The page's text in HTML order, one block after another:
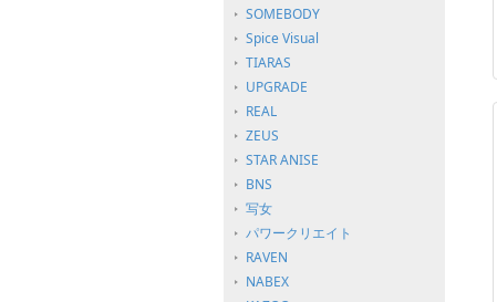
SOMEBODY
Spice Visual
TIARAS
UPGRADE
REAL
ZEUS
STAR ANISE
BNS
写女
パワークリエイト
RAVEN
NABEX